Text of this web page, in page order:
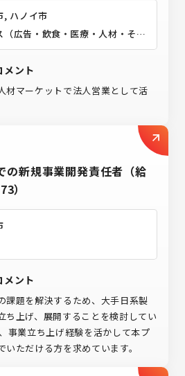
, ハノイ市
（広告・飲食・医療・人材・その
メント
材マーケットで法人営業として活
の新規事業開発責任者（給
）
メント
課題を解決するため、大手日系製
ち上げ、展開することを検討してい
事業立ち上げ経験を活かして本プ
ただける方を求めています。